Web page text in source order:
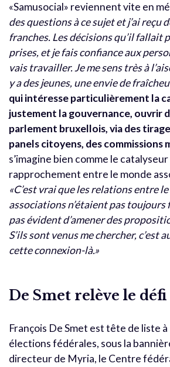
«Samusocial» reviennent vite en
des questions à ce sujet et j’ai reçu
franches. Les décisions qu’il fallait
prises, et je fais confiance aux
vais travailler. Je me sens très à
y a des jeunes, une envie de
qui intéresse particulièrement la
justement la gouvernance, ouvrir
parlement bruxellois, via des
panels citoyens, des commissions
s’imagine bien comme le
rapprochement entre le monde
«C’est vrai que les relations entre le
associations n’étaient pas toujours
pas évident d’amener des
S’ils sont venus me chercher, c’est
cette connexion-là.»
De Smet relève le défi
François De Smet est tête de liste
élections fédérales, sous la
directeur de Myria, le Centre